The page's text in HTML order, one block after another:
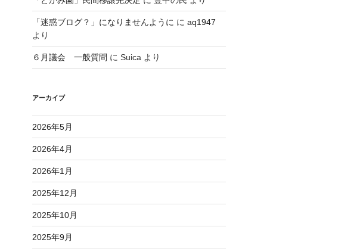
「迷惑ブログ？」になりませんように に aq1947
より
６月議会 一般質問 に Suicaより
アーカイブ
2026年5月
2026年4月
2026年1月
2025年12月
2025年10月
2025年9月